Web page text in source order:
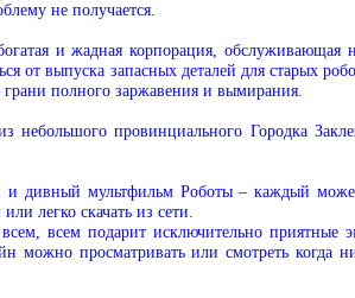
не получается.
и жадная корпорация, обслуживающая
от выпуска запасных деталей для старых
грани полного заржавения и вымирания.
небольшого провинциального Городка
и дивный мультфильм Роботы – каждый
легко скачать из сети.
всем подарит исключительно приятные
можно просматривать или смотреть когда